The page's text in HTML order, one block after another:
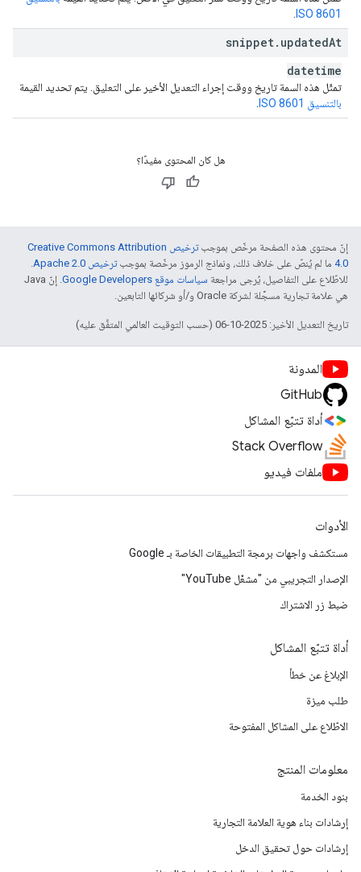
ISO 8601
snippet. updatedAt
datetime
تمثّل هذه السمة تاريخ ووقت إجراء التعديل الأخير على التعليق. يتم تحديد القيمة
بالتنسيق ISO 8601
هل كان المحتوى مفيدًا؟
إنّ محتوى هذه الصفحة مرخّص بموجب
ترخيص Creative Commons Attribution
4.0‏ ما لم يُنصّ على خلاف ذلك، ونماذج الرموز مرخّصة بموجبترخيص Apache 2.0‏
.
للاطّلاع على التفاصيل، يُرجى مراجعة سياسات موقع Google Developers‏
. إنّ Java
هي علامة تجارية مسجَّلة لشركة Oracle و/أو شركائها التابعين.
تاريخ التعديل الأخير: 2025-10-06 (حسب التوقيت العالمي المتفَّق عليه)
المدونة
GitHub
أداة تتبّع المشاكل
Stack Overflow
ملفات فيديو
الأدوات
مستكشف واجهات برمجة التطبيقات الخاصة بـ Google
الإصدار التجريبي من "مشغّل YouTube"
ضبط زر الاشتراك
أداة تتبّع المشاكل
الإبلاغ عن خطأ
طلب ميزة
الاطّلاع على المشاكل المفتوحة
معلومات المنتج
بنود الخدمة
إرشادات بناء هوية العلامة التجارية
إرشادات حول تحقيق الدخل